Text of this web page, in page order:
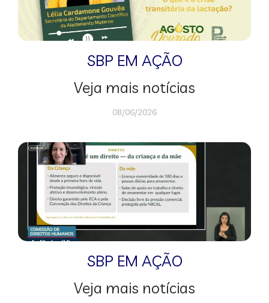
SBP EM AÇÃO
Veja mais notícias
08/06/2026
SBP EM AÇÃO
Veja mais notícias